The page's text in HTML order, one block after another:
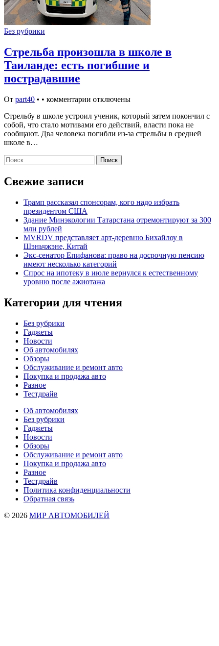
Без рубрики
Стрельба произошла в школе в
Таиланде: есть погибшие и
пострадавшие
От part40 • • комментарии отключены
Стрельбу в школе устроил ученик, который затем покончил с
собой, что стало мотивами его действий, власти пока не
сообщают. Два человека погибли из-за стрельбы в средней
школе в…
Найти:
Свежие записи
Трамп рассказал спонсорам, кого надо избрать
президентом США
Здание Минэкологии Татарстана отремонтируют за 300
млн рублей
MVRDV представляет арт-деревню Бихайлоу в
Шэньчжэне, Китай
Экс-сенатор Епифанова: право на досрочную пенсию
имеют несколько категорий
Спрос на ипотеку в июле вернулся к естественному
уровню после ажиотажа
Категории для чтения
Без рубрики
Гаджеты
Новости
Об автомобилях
Обзоры
Обслуживание и ремонт авто
Покупка и продажа авто
Разное
Тестдрайв
Об автомобилях
Без рубрики
Гаджеты
Новости
Обзоры
Обслуживание и ремонт авто
Покупка и продажа авто
Разное
Тестдрайв
Политика конфиденциальности
Обратная связь
© 2026 МИР АВТОМОБИЛЕЙ